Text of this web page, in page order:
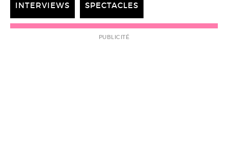
INTERVIEWS SPECTACLES
PUBLICITÉ